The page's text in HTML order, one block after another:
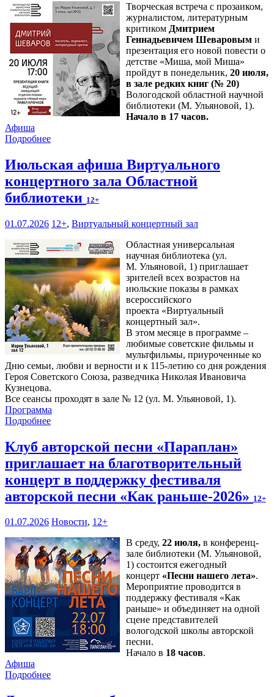
Творческая встреча с прозаиком,
журналистом, литературным
критиком Дмитрием
Геннадьевичем Шеваровым и
презентация его новой повести о
детстве «Миша, мой Миша»
пройдут в понедельник, 20 июля,
в зале редких книг (№ 20)
Вологодской областной научной
библиотеки (М. Ульяновой, 1).
Начало в 17 часов.
Афиша
Подробнее
Июльская афиша Виртуального
концертного зала Областной
библиотеки 12+
01.07.2026 12+, Виртуальный концертный зал
Областная универсальная
научная библиотека (ул.
М. Ульяновой, 1) приглашает
зрителей всех возрастов на
июльские показы в рамках
всероссийского
проекта «Виртуальный
концертный зал».
В этом месяце в программе –
любимые советские фильмы и
мультфильмы, приуроченные ко
Дню семьи, любви и верности и к 115-летию со дня рождения
Героя Советского Союза, разведчика Николая Ивановича
Кузнецова.
Все сеансы проходят в зале № 12 (ул. М. Ульяновой, 1).
Программа
Подробнее
Клуб авторской песни «Параплан»
приглашает на благотворительный
концерт в поддержку фестиваля
авторской песни «Как раньше-2026» 12+
01.07.2026 Новости, 12+
В среду, 22 июля, в конференц-
зале библиотеки (М. Ульяновой,
1) состоится ежегодный
концерт «Песни нашего лета».
Мероприятие проводится в
поддержку фестиваля «Как
раньше» и объединяет на одной
сцене представителей
вологодской школы авторской
песни.
Начало в 18 часов.
Афиша
Подробнее